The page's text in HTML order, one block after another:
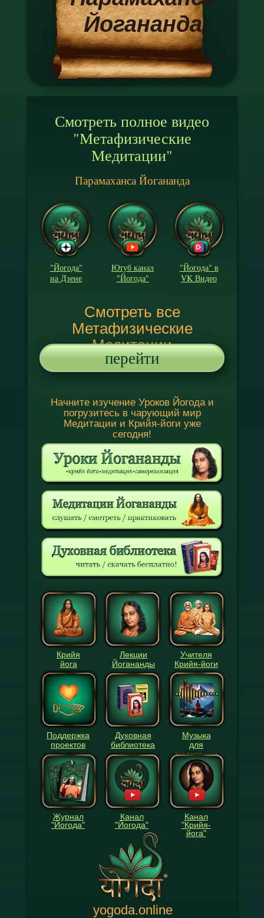
Йогананда
Смотреть полное видео
"Метафизические
Медитации"
Парамаханса Йогананда
"Йогода"
на Дзене
Ютуб канал
"Йогода"
"Йогода" в
VK Видео
Смотреть все
Метафизические
Медитации
перейти
yogoda.online
Крийя
йога
Лекции
Йогананды
Духовная
библиотека
Поддержка
проектов
Музыка
для
медитации
Учителя
Крийя-йоги
Журнал
"Йогода"
Канал
"Йогода"
Канал
"Крийя-
йога"
Начните изучение Уроков Йогода и
погрузитесь в чарующий мир
Медитации и Крийя-йоги уже
сегодня!